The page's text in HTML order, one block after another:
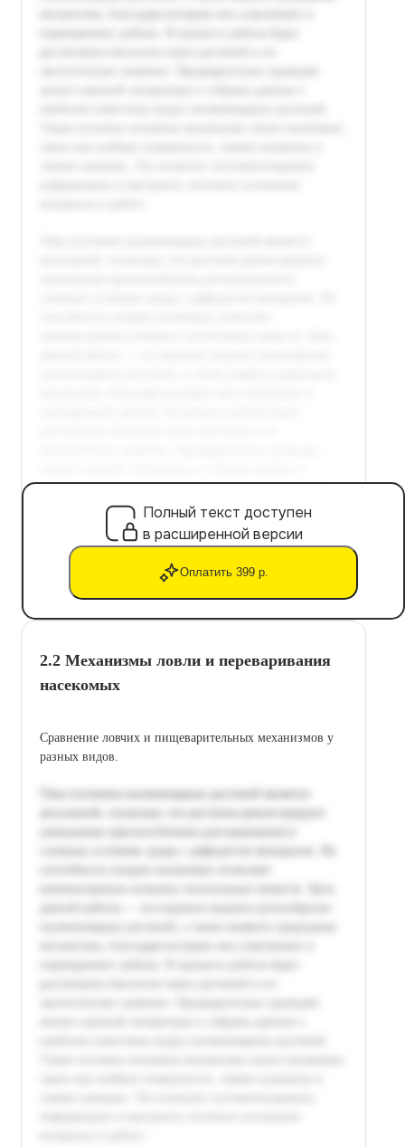
Полный текст доступен
в расширенной версии
Оплатить 399 р.
2.2 Механизмы ловли и переваривания
насекомых
Сравнение ловчих и пищеварительных механизмов у
разных видов.